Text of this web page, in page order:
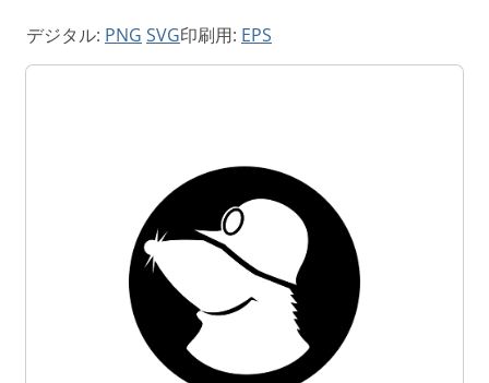
デジタル: PNG SVG印刷用: EPS